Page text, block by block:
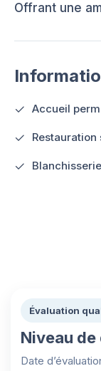
Offrant une
Accueil
Restauration
Blanchisserie
Évaluation
Niveau
Date